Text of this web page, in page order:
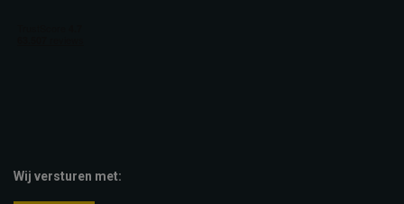
Wij versturen met: